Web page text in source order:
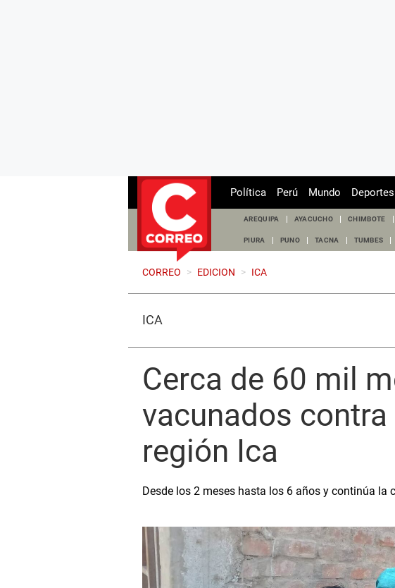
Política Perú Mundo Deportes
AREQUIPA AYACUCHO CHIMBOTE
PIURA PUNO TACNA TUMBES
CORREO > EDICION > ICA
ICA
Cerca de 60 mil
vacunados
región Ica
Desde los 2 meses hasta los 6 años y continúa la